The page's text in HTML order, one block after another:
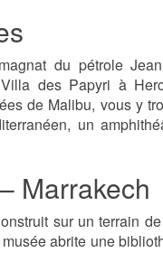
du pétrole
des Papyri à
de Malibu, vous y
un
Marrakech
sur un terrain
abrite une